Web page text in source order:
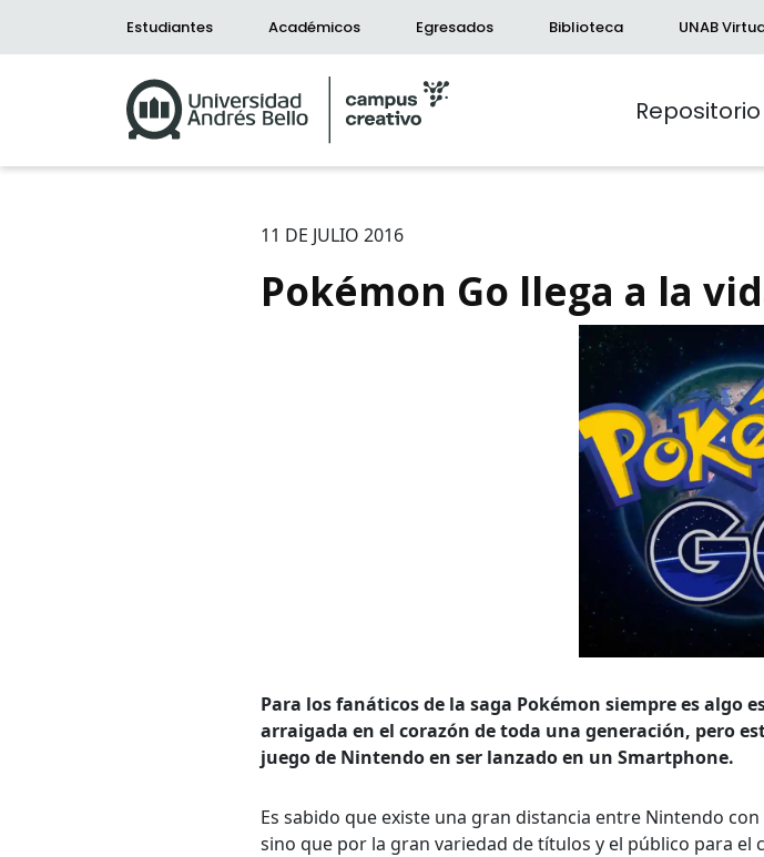
Estudiantes Académicos Egresados Biblioteca UNAB
11 DE JULIO 2016
Pokémon Go llega a la
Para los fanáticos de la saga Pokémon siempre es algo
arraigada en el corazón de toda una generación, pero
juego de Nintendo en ser lanzado en un Smartphone.
Es sabido que existe una gran distancia entre Nintendo
sino que por la gran variedad de títulos y el público para el
Búsqueda Avanzada